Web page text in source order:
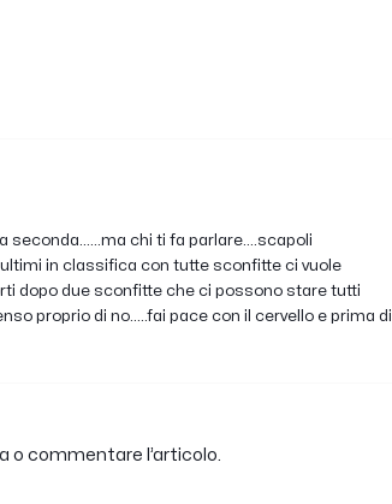
chi ti fa parlare....scapoli
in classifica con tutte sconfitte ci vuole
dopo due sconfitte che ci possono stare tutti
proprio di no.....fai pace con il cervello e prima di
o commentare l’articolo.